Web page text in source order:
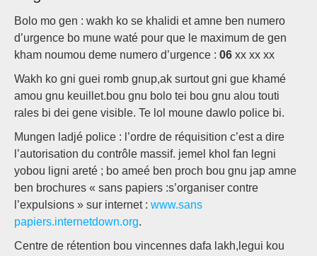
Bolo mo gen : wakh ko se khalidi et amne ben numero
d’urgence bo mune waté pour que le maximum de gen
kham noumou deme numero d’urgence : 06 xx xx xx
Wakh ko gni guei romb gnup,ak surtout gni gue khamé
amou gnu keuillet.bou gnu bolo tei bou gnu alou touti
rales bi dei gene visible. Te lol moune dawlo police bi.
Mungen ladjé police : l’ordre de réquisition c’est a dire
l’autorisation du contrôle massif. jemel khol fan legni
yobou ligni areté ; bo ameé ben proch bou gnu jap amne
ben brochures « sans papiers :s’organiser contre
l’expulsions » sur internet : www.sans
papiers.internetdown.org.
Centre de rétention bou vincennes dafa lakh,legui kou